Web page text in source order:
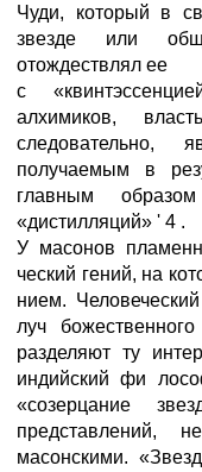
Чуди, который в
звезде или
отождествлял ее
с
алхимиков,
следовательно,
получаемым в
главным
«дистилляций» ' 4 .
У масонов
ческий гений, на
нием.
луч
разделяют ту
индийский фи
«созерцание
представлений,
масонскими.